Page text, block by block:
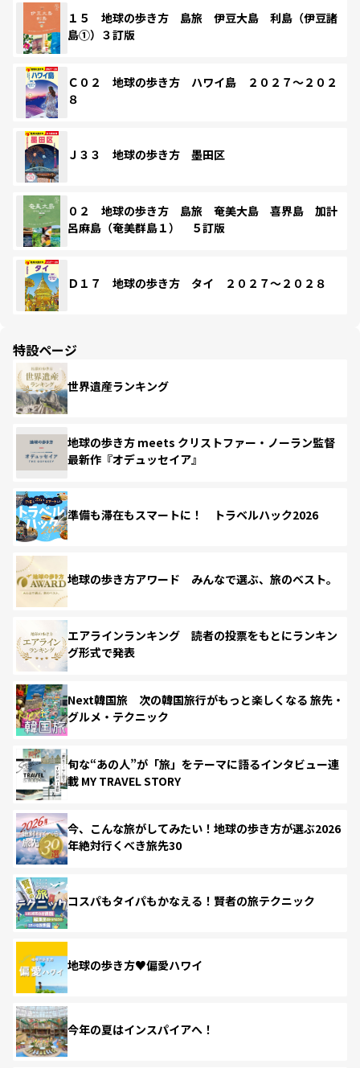
１５ 地球の歩き方 島旅 伊豆大島 利島（伊豆諸
島①）３訂版
Ｃ０２ 地球の歩き方 ハワイ島 ２０２７～２０２
８
Ｊ３３ 地球の歩き方 墨田区
０２ 地球の歩き方 島旅 奄美大島 喜界島 加計
呂麻島（奄美群島１） ５訂版
Ｄ１７ 地球の歩き方 タイ ２０２７～２０２８
特設ページ
世界遺産ランキング
地球の歩き方 meets クリストファー・ノーラン監督
最新作『オデュッセイア』
準備も滞在もスマートに！ トラベルハック2026
地球の歩き方アワード みんなで選ぶ、旅のベスト。
エアラインランキング 読者の投票をもとにランキン
グ形式で発表
Next韓国旅 次の韓国旅行がもっと楽しくなる 旅先・
グルメ・テクニック
旬な“あの人”が「旅」をテーマに語るインタビュー連
載 MY TRAVEL STORY
今、こんな旅がしてみたい！地球の歩き方が選ぶ2026
年絶対行くべき旅先30
コスパもタイパもかなえる！賢者の旅テクニック
地球の歩き方♥偏愛ハワイ
今年の夏はインスパイアへ！